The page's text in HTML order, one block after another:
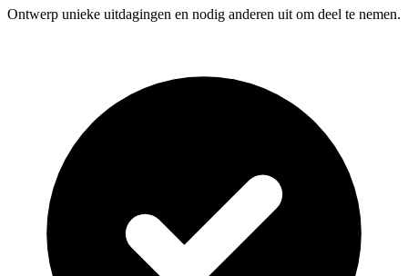
Ontwerp unieke uitdagingen en nodig anderen uit om deel te nemen.